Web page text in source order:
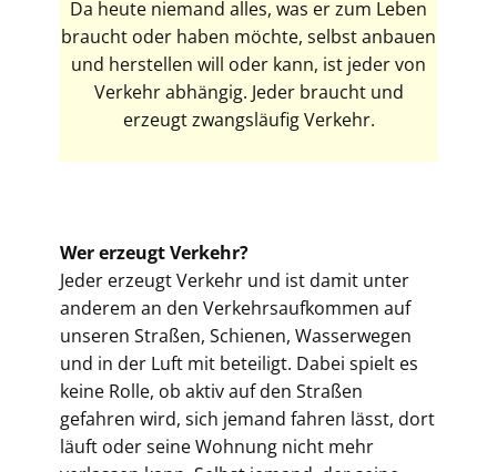
Da heute niemand alles, was er zum Leben
braucht oder haben möchte, selbst anbauen
und herstellen will oder kann, ist jeder von
Verkehr abhängig. Jeder braucht und
erzeugt zwangsläufig Verkehr.
Wer erzeugt Verkehr?
Jeder erzeugt Verkehr und ist damit unter
anderem an den Verkehrsaufkommen auf
unseren Straßen, Schienen, Wasserwegen
und in der Luft mit beteiligt. Dabei spielt es
keine Rolle, ob aktiv auf den Straßen
gefahren wird, sich jemand fahren lässt, dort
läuft oder seine Wohnung nicht mehr